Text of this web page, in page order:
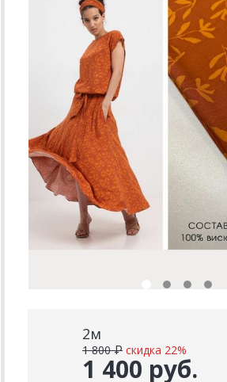
2м
1 400 руб.
1 800 ₽ скидка 22%